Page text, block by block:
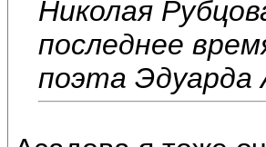
Николая
последнее
поэта Эдуарда